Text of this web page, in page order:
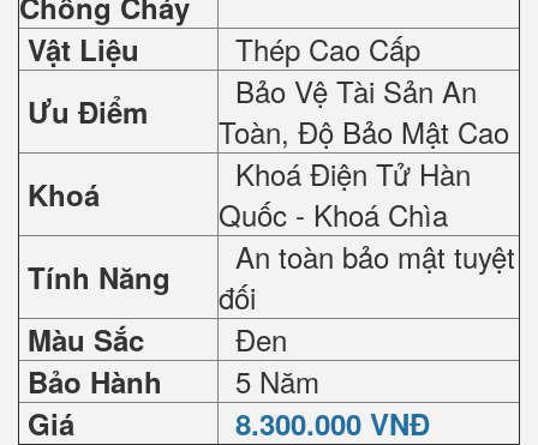
Vật Liệu Thép Cao Cấp
Ưu Điểm
Bảo Vệ Tài Sản An
Toàn, Độ Bảo Mật Cao
Khoá
Khoá Điện Tử Hàn
Quốc - Khoá Chìa
Tính Năng
An toàn bảo mật tuyệt
đối
Màu Sắc Đen
Bảo Hành 5 Năm
Giá 8.300.000 VNĐ